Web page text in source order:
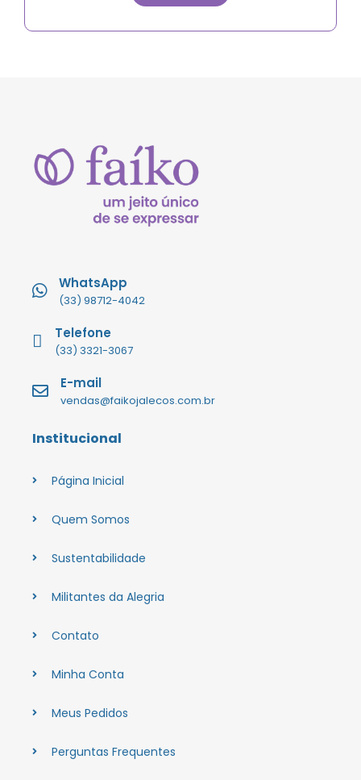
WhatsApp
(33) 98712-4042
Telefone
(33) 3321-3067
E-mail
vendas@faikojalecos.com.br
Institucional
Página Inicial
Quem Somos
Sustentabilidade
Militantes da Alegria
Contato
Minha Conta
Meus Pedidos
Perguntas Frequentes